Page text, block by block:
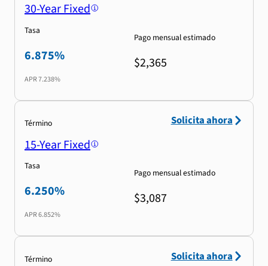
30-Year Fixed
Tasa
6.875%
APR7.238%
Pago mensual estimado
$2,365
Término
15-Year Fixed
Tasa
6.250%
APR6.852%
Pago mensual estimado
$3,087
Solicita ahora
Término Solicita ahora